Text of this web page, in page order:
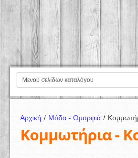
Αρχική / Μόδα - Ομορφιά /
Κομμωτήρια -